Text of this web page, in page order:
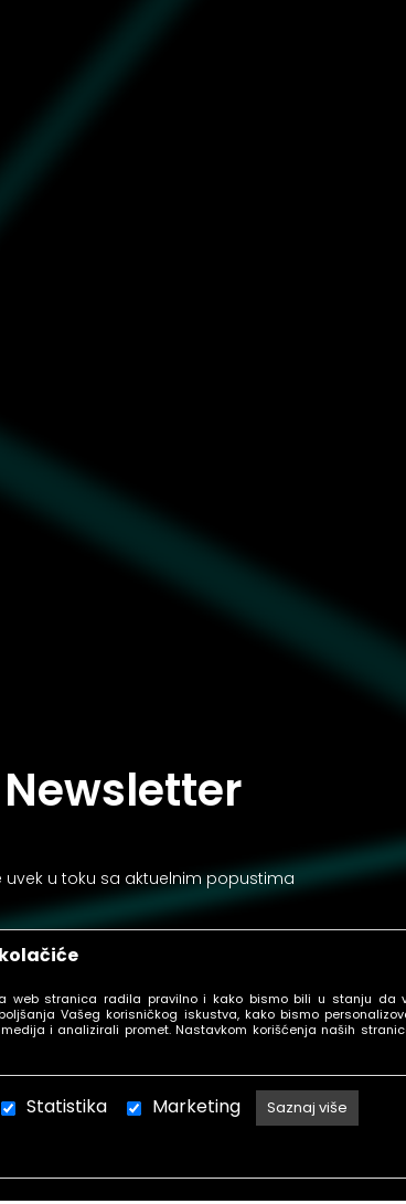
web stranica radila pravilno i kako bismo bili u stanju da
Vašeg korisničkog iskustva, kako bismo
i analizirali promet. Nastavkom korišćenja naših
Statistika Marketing
Saznaj više
Newsletter
uvek u toku sa aktuelnim popustima
PRIJAVI SE